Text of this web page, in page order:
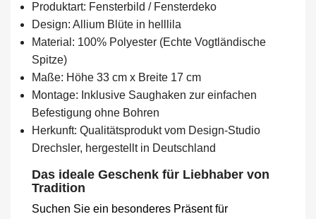
Produktart: Fensterbild / Fensterdeko
Design: Allium Blüte in helllila
Material: 100% Polyester (Echte Vogtländische
Spitze)
Maße: Höhe 33 cm x Breite 17 cm
Montage: Inklusive Saughaken zur einfachen
Befestigung ohne Bohren
Herkunft: Qualitätsprodukt vom Design-Studio
Drechsler, hergestellt in Deutschland
Das ideale Geschenk für Liebhaber von
Tradition
Suchen Sie ein besonderes Präsent für